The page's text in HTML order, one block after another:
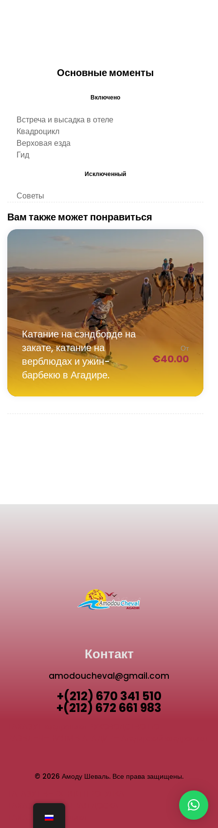
Основные моменты
Включено
Встреча и высадка в отеле
Квадроцикл
Верховая езда
Гид
Исключенный
Советы
Вам также может понравиться
Катание на сэндборде на
закате, катание на
верблюдах и ужин-
барбекю в Агадире.
От
€40.00
Контакт
amodoucheval@gmail.com
+(212) 670 341 510
+(212) 672 661 983
© 2026 Амоду Шеваль. Все права защищены.
ТАХАЗУТ ПЕСОЧНАЯ ДОСКА
ТАХАЗУТ квадроцикл